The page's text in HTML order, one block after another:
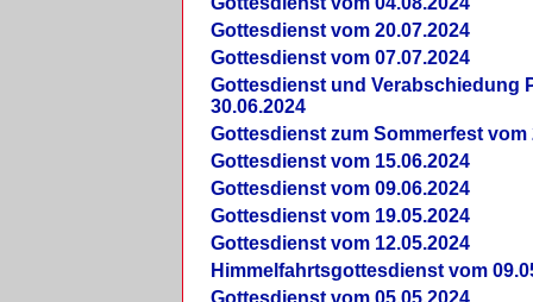
Gottesdienst vom 20.07.2024
Gottesdienst vom 07.07.2024
Gottesdienst und Verabschiedung
30.06.2024
Gottesdienst zum Sommerfest vom
Gottesdienst vom 15.06.2024
Gottesdienst vom 09.06.2024
Gottesdienst vom 19.05.2024
Gottesdienst vom 12.05.2024
Himmelfahrtsgottesdienst vom